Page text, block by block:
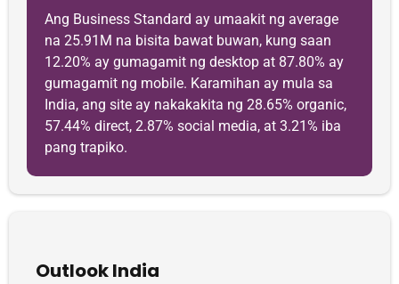
Ang Business Standard ay umaakit ng average
na 25.91M na bisita bawat buwan, kung saan
12.20% ay gumagamit ng desktop at 87.80% ay
gumagamit ng mobile. Karamihan ay mula sa
India, ang site ay nakakakita ng 28.65% organic,
57.44% direct, 2.87% social media, at 3.21% iba
pang trapiko.
Outlook India